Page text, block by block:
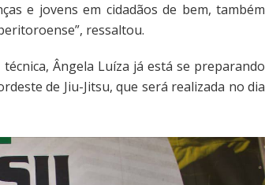
e jovens em cidadãos de bem, também
ressaltou.
Ângela Luíza já está se preparando
de Jiu-Jitsu, que será realizada no dia